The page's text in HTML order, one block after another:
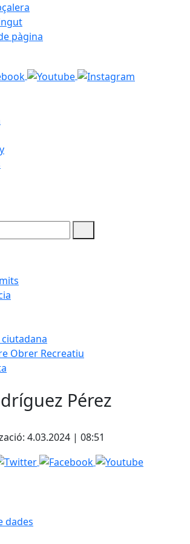
pàgina
Obrer Recreatiu
Pérez
4.03.2024 | 08:51
dades